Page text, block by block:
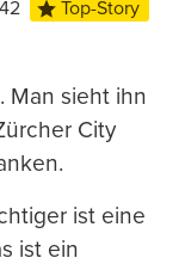
Top-Story
Man sieht ihn
City
ist eine
ist ein